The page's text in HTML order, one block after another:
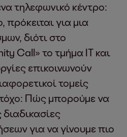
τηλεφωνικό κέντρο:
για μια
διότι στο
Call» το τμήμα IT και
επικοινωνούν
τομείς
Πώς μπορούμε να
για να γίνουμε πιο